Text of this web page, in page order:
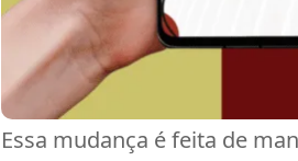
Essa mudança é feita de